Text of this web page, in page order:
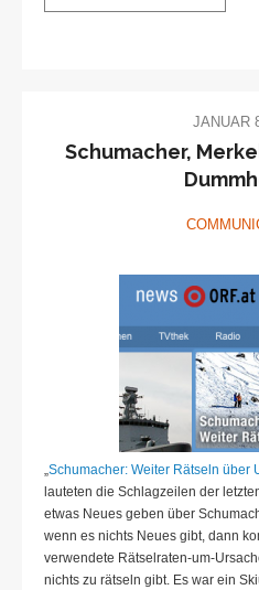
JANUAR
Schumacher,
„Schumacher: Weiter Rätseln über
lauteten die Schlagzeilen der
etwas Neues geben über
wenn es nichts Neues gibt, dann
verwendete Rätselraten-um-
nichts zu rätseln gibt. Es war ein